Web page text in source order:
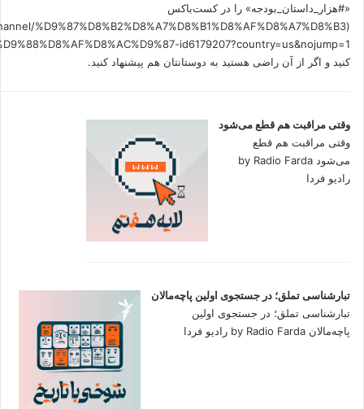
«#هزار_داستان_بودجه» را در کست‌باکس
%D9%87%D8%B2%D8%A7%D8%B1%D8%AF%D8%A7%D8%B3
کنید و اگر از آن راضی هستید به دوستانتان هم پیشنهاد کنید.
وقتی مراقبت هم قطع می‌شود
وقتی مراقبت هم قطع
می‌شود by Radio Farda
رادیو فردا
تبارشناسی تملق؛ در جستجوی اولین‌ پاچه‌مالان
تبارشناسی تملق؛ در جستجوی اولین‌
پاچه‌مالان by Radio Farda رادیو فردا